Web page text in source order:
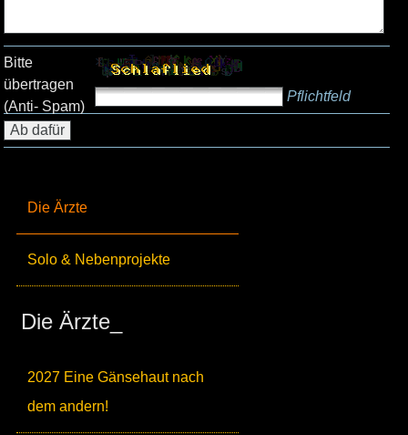
Die Ärzte
Solo & Nebenprojekte
Die Ärzte_
2027 Eine Gänsehaut nach
dem andern!
Bitte
übertragen
(Anti- Spam)
Pflichtfeld